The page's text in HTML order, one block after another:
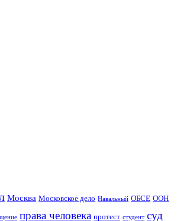
Москва Московское дело Навальный ОБСЕ ООН
права человека протест студент суд